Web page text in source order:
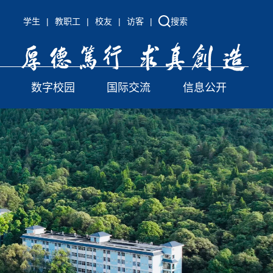
学生 | 教职工 | 校友 | 访客 | 搜索
数字校园 国际交流 信息公开